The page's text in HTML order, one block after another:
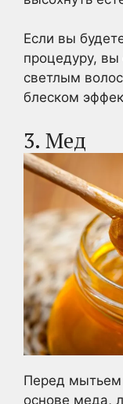
Если вы
процедуру,
светлым
блеском
3. Мед
Перед мытьем
основе меда,